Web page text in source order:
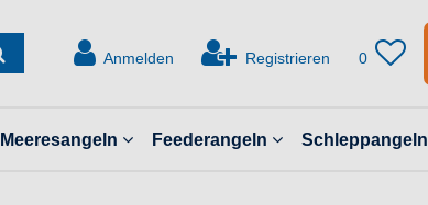
Anmelden Registrieren 0
Meeresangeln Feederangeln Schleppangeln